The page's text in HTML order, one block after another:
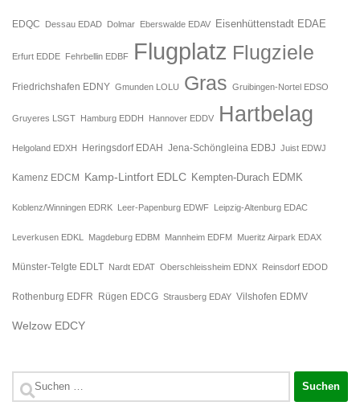
EDQC Dessau EDAD Dolmar Eberswalde EDAV Eisenhüttenstadt EDAE
Erfurt EDDE Fehrbellin EDBF Flugplatz Flugziele
Friedrichshafen EDNY Gmunden LOLU Gras Gruibingen-Nortel EDSO
Gruyeres LSGT Hamburg EDDH Hannover EDDV Hartbelag
Helgoland EDXH Heringsdorf EDAH Jena-Schöngleina EDBJ Juist EDWJ
Kamenz EDCM Kamp-Lintfort EDLC Kempten-Durach EDMK
Koblenz/Winningen EDRK Leer-Papenburg EDWF Leipzig-Altenburg EDAC
Leverkusen EDKL Magdeburg EDBM Mannheim EDFM Mueritz Airpark EDAX
Münster-Telgte EDLT Nardt EDAT Oberschleissheim EDNX Reinsdorf EDOD
Rothenburg EDFR Rügen EDCG Strausberg EDAY Vilshofen EDMV
Welzow EDCY
Suchen